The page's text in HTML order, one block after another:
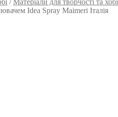
/Матеріали для творчості та хобі
Idea Spray Maimeri Італія